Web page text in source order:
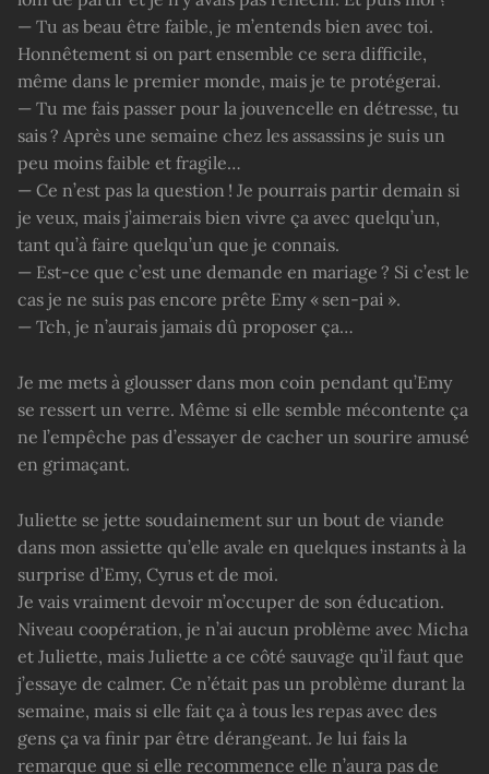
— Tu as beau être faible, je m’entends bien avec toi.
Honnêtement si on part ensemble ce sera difficile,
même dans le premier monde, mais je te protégerai.
— Tu me fais passer pour la jouvencelle en détresse, tu
sais ? Après une semaine chez les assassins je suis un
peu moins faible et fragile…
— Ce n’est pas la question ! Je pourrais partir demain si
je veux, mais j’aimerais bien vivre ça avec quelqu’un,
tant qu’à faire quelqu’un que je connais.
— Est-ce que c’est une demande en mariage ? Si c’est le
cas je ne suis pas encore prête Emy « sen-pai ».
— Tch, je n’aurais jamais dû proposer ça…
Je me mets à glousser dans mon coin pendant qu’Emy
se ressert un verre. Même si elle semble mécontente ça
ne l’empêche pas d’essayer de cacher un sourire amusé
en grimaçant.
Juliette se jette soudainement sur un bout de viande
dans mon assiette qu’elle avale en quelques instants à la
surprise d’Emy, Cyrus et de moi.
Je vais vraiment devoir m’occuper de son éducation.
Niveau coopération, je n’ai aucun problème avec Micha
et Juliette, mais Juliette a ce côté sauvage qu’il faut que
j’essaye de calmer. Ce n’était pas un problème durant la
semaine, mais si elle fait ça à tous les repas avec des
gens ça va finir par être dérangeant. Je lui fais la
remarque que si elle recommence elle n’aura pas de